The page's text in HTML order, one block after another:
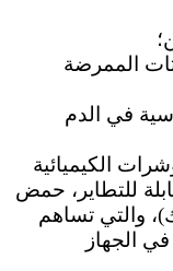
الممرضة
في الدم
الكيميائية
للتطاير، حمض
والتي تساهم
الجهاز